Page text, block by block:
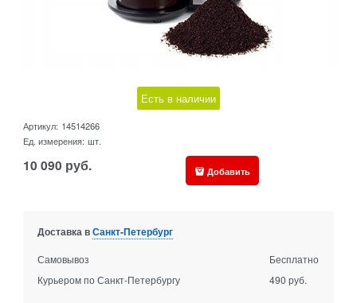
Есть в наличии
Артикул: 14514266
Ед. измерения: шт.
10 090 руб. Добавить
Доставка вСанкт-Петербург
Самовывоз
Бесплатно
Курьером по Санкт-Петербургу
490 руб.